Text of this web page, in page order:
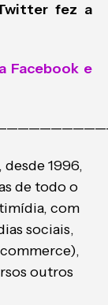
fez a
Facebook e
1996,
de todo o
com
sociais,
outros